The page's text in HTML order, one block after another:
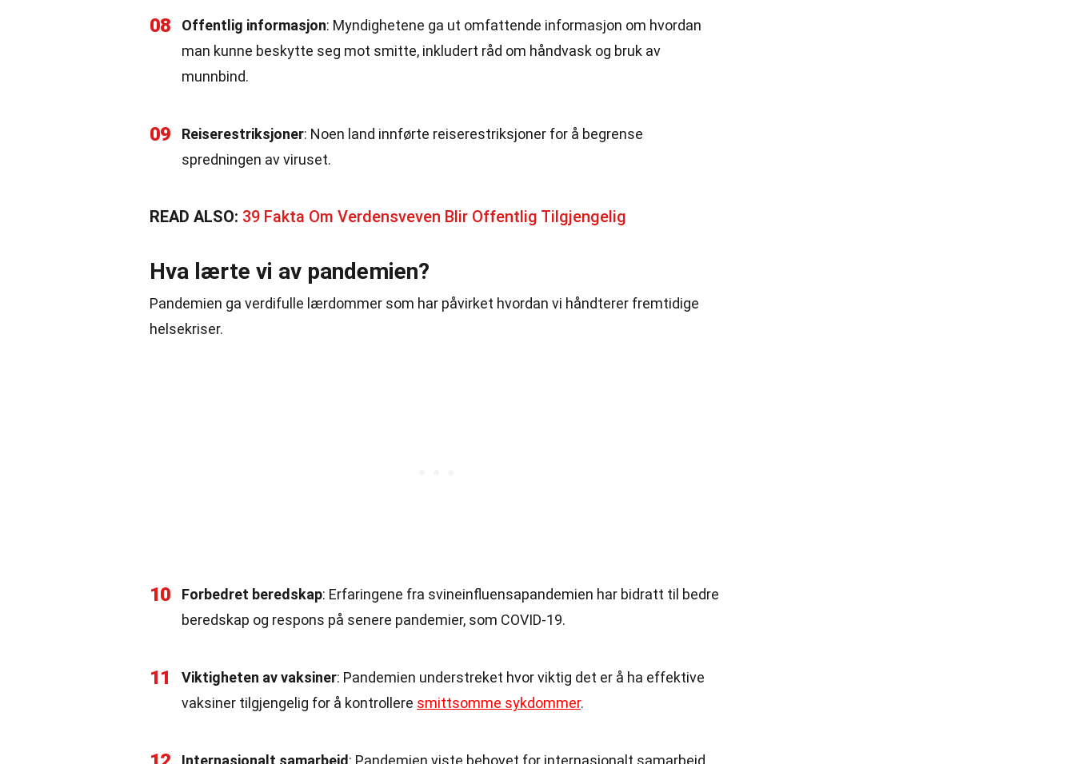
08 Offentlig informasjon: Myndighetene ga ut omfattende informasjon om hvordan
man kunne beskytte seg mot smitte, inkludert råd om håndvask og bruk av
munnbind.
09 Reiserestriksjoner: Noen land innførte reiserestriksjoner for å begrense
spredningen av viruset.
READ ALSO: 39 Fakta Om Verdensveven Blir Offentlig Tilgjengelig
Hva lærte vi av pandemien?
Pandemien ga verdifulle lærdommer som har påvirket hvordan vi håndterer fremtidige
helsekriser.
10 Forbedret beredskap: Erfaringene fra svineinfluensapandemien har bidratt til bedre
beredskap og respons på senere pandemier, som COVID-19.
11 Viktigheten av vaksiner: Pandemien understreket hvor viktig det er å ha effektive
vaksiner tilgjengelig for å kontrollere smittsomme sykdommer.
Internasjonalt samarbeid : Pandemien viste behovet for internasjonalt samarbeid